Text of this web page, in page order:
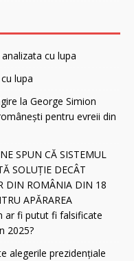
cu lupa
lupa
la George Simion
pentru evreii din
SPUN CĂ SISTEMUL
SOLUȚIE DECÂT
DIN ROMÂNIA DIN 18
APĂRAREA
ar fi putut fi falsificate
2025?
alegerile prezidenţiale